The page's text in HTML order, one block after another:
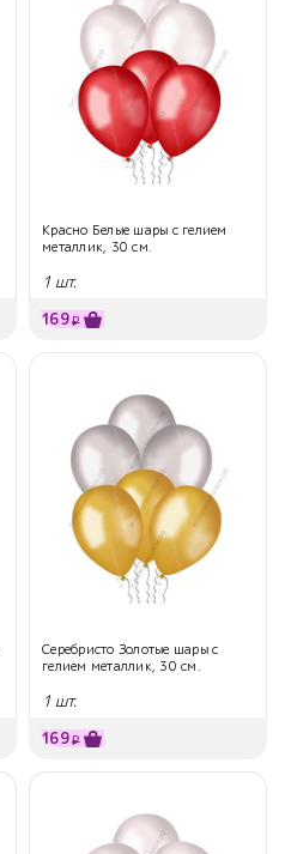
Красно Белые шары с гелием
металлик, 30 см.
1 шт.
169₽
Серебристо Золотые шары с
гелием металлик, 30 см.
1 шт.
169₽